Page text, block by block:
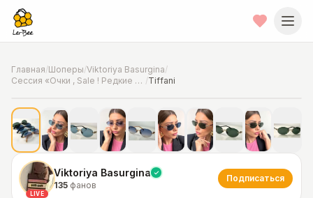
Главная/Шоперы/Viktoriya Basurgina/
Сессия «Очки , Sale ! Редкие модели» /Tiffani
📍Фото от шопера·Италия
LIVE
Viktoriya Basurgina
135 фанов
Подписаться